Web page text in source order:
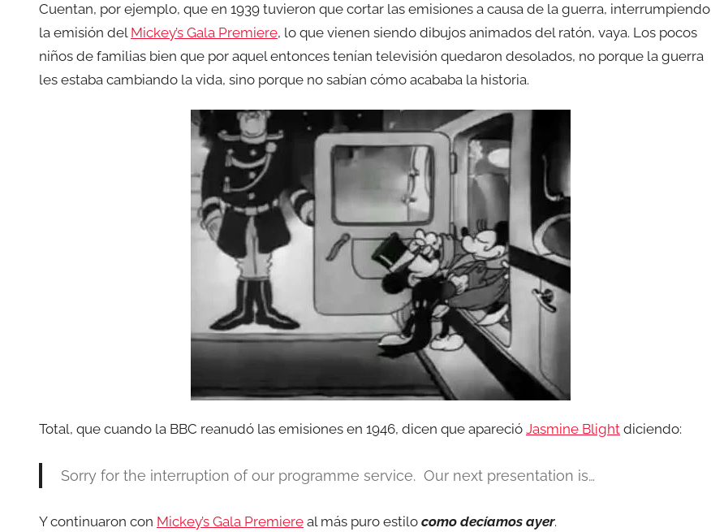
Cuentan, por ejemplo, que en 1939 tuvieron que cortar las emisiones a causa de la guerra, interrumpiendo
la emisión del Mickey’s Gala Premiere, lo que vienen siendo dibujos animados del ratón, vaya. Los pocos
niños de familias bien que por aquel entonces tenían televisión quedaron desolados, no porque la guerra
les estaba cambiando la vida, sino porque no sabían cómo acababa la historia.
Total, que cuando la BBC reanudó las emisiones en 1946, dicen que apareció Jasmine Blight diciendo:
Sorry for the interruption of our programme service. Our next presentation is…
Y continuaron con Mickey’s Gala Premiere al más puro estilo como decíamos ayer.